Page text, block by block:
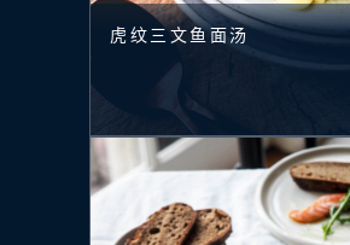
虎纹三文鱼面汤